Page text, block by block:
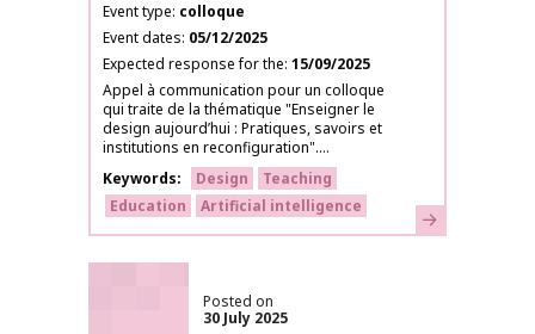
Event type colloque
Event dates 05/12/2025
Expected response for the 15/09/2025
Appel à communication pour un colloque
qui traite de la thématique "Enseigner le
design aujourd’hui : Pratiques, savoirs et
institutions en reconfiguration"....
Keywords
Design
Teaching
Education
Artificial intelligence Learn more
Posted on
30 July 2025